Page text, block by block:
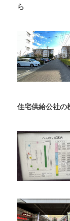
地」、
ー
ン
ヒ
ル
鴨
田
の
覧
予
約
可
能
ら
住宅供給公社の